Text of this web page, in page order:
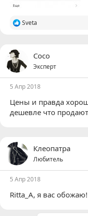
Р
и
и
:
Sveta
Coco
Эксперт
5 Апр 2018
Цены и правда
дешевле что
Клеопатра
Любитель
5 Апр 2018
Ritta_A, я вас